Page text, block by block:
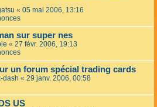
« 05 mai 2006, 13:16
sur super nes
« 27 févr. 2006, 19:13
un forum spécial trading cards
dash « 29 janv. 2006, 00:58
US